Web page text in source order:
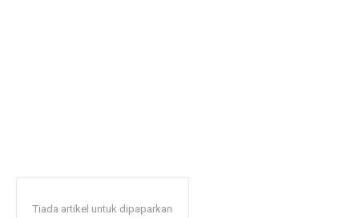
Tiada artikel untuk dipaparkan